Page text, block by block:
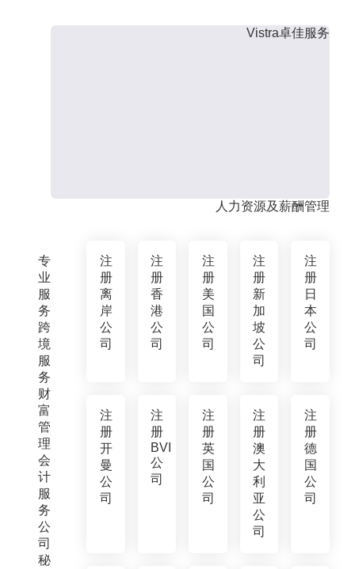
专
业
服
务
跨
境
服
务
财
富
管
理
会
计
服
务
公
司
秘
Vistra卓佳服务
人力资源及薪酬管理
注
册
离
岸
公
司
注
册
香
港
公
司
注
册
美
国
公
司
注
册
新
加
坡
公
司
注
册
日
本
公
司
注
册
开
曼
公
司
注
册
BVI
公
司
注
册
英
国
公
司
注
册
澳
大
利
亚
公
司
注
册
德
国
公
司